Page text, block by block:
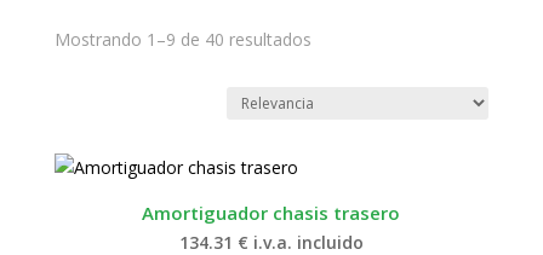
Mostrando 1–9 de 40 resultados
Amortiguador chasis trasero
134.31 € i.v.a. incluido